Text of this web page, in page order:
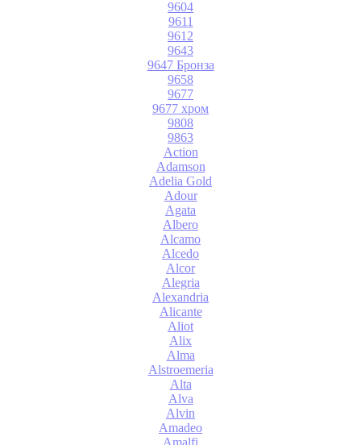
9604
9611
9612
9643
9647 Бронза
9658
9677
9677 хром
9808
9863
Action
Adamson
Adelia Gold
Adour
Agata
Albero
Alcamo
Alcedo
Alcor
Alegria
Alexandria
Alicante
Aliot
Alix
Alma
Alstroemeria
Alta
Alva
Alvin
Amadeo
Amalfi